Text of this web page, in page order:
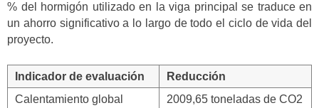
% del hormigón utilizado en la viga principal se traduce en
un ahorro significativo a lo largo de todo el ciclo de vida del
proyecto.
Indicador de evaluación
Reducción
Calentamiento global
2009,65 toneladas de CO2